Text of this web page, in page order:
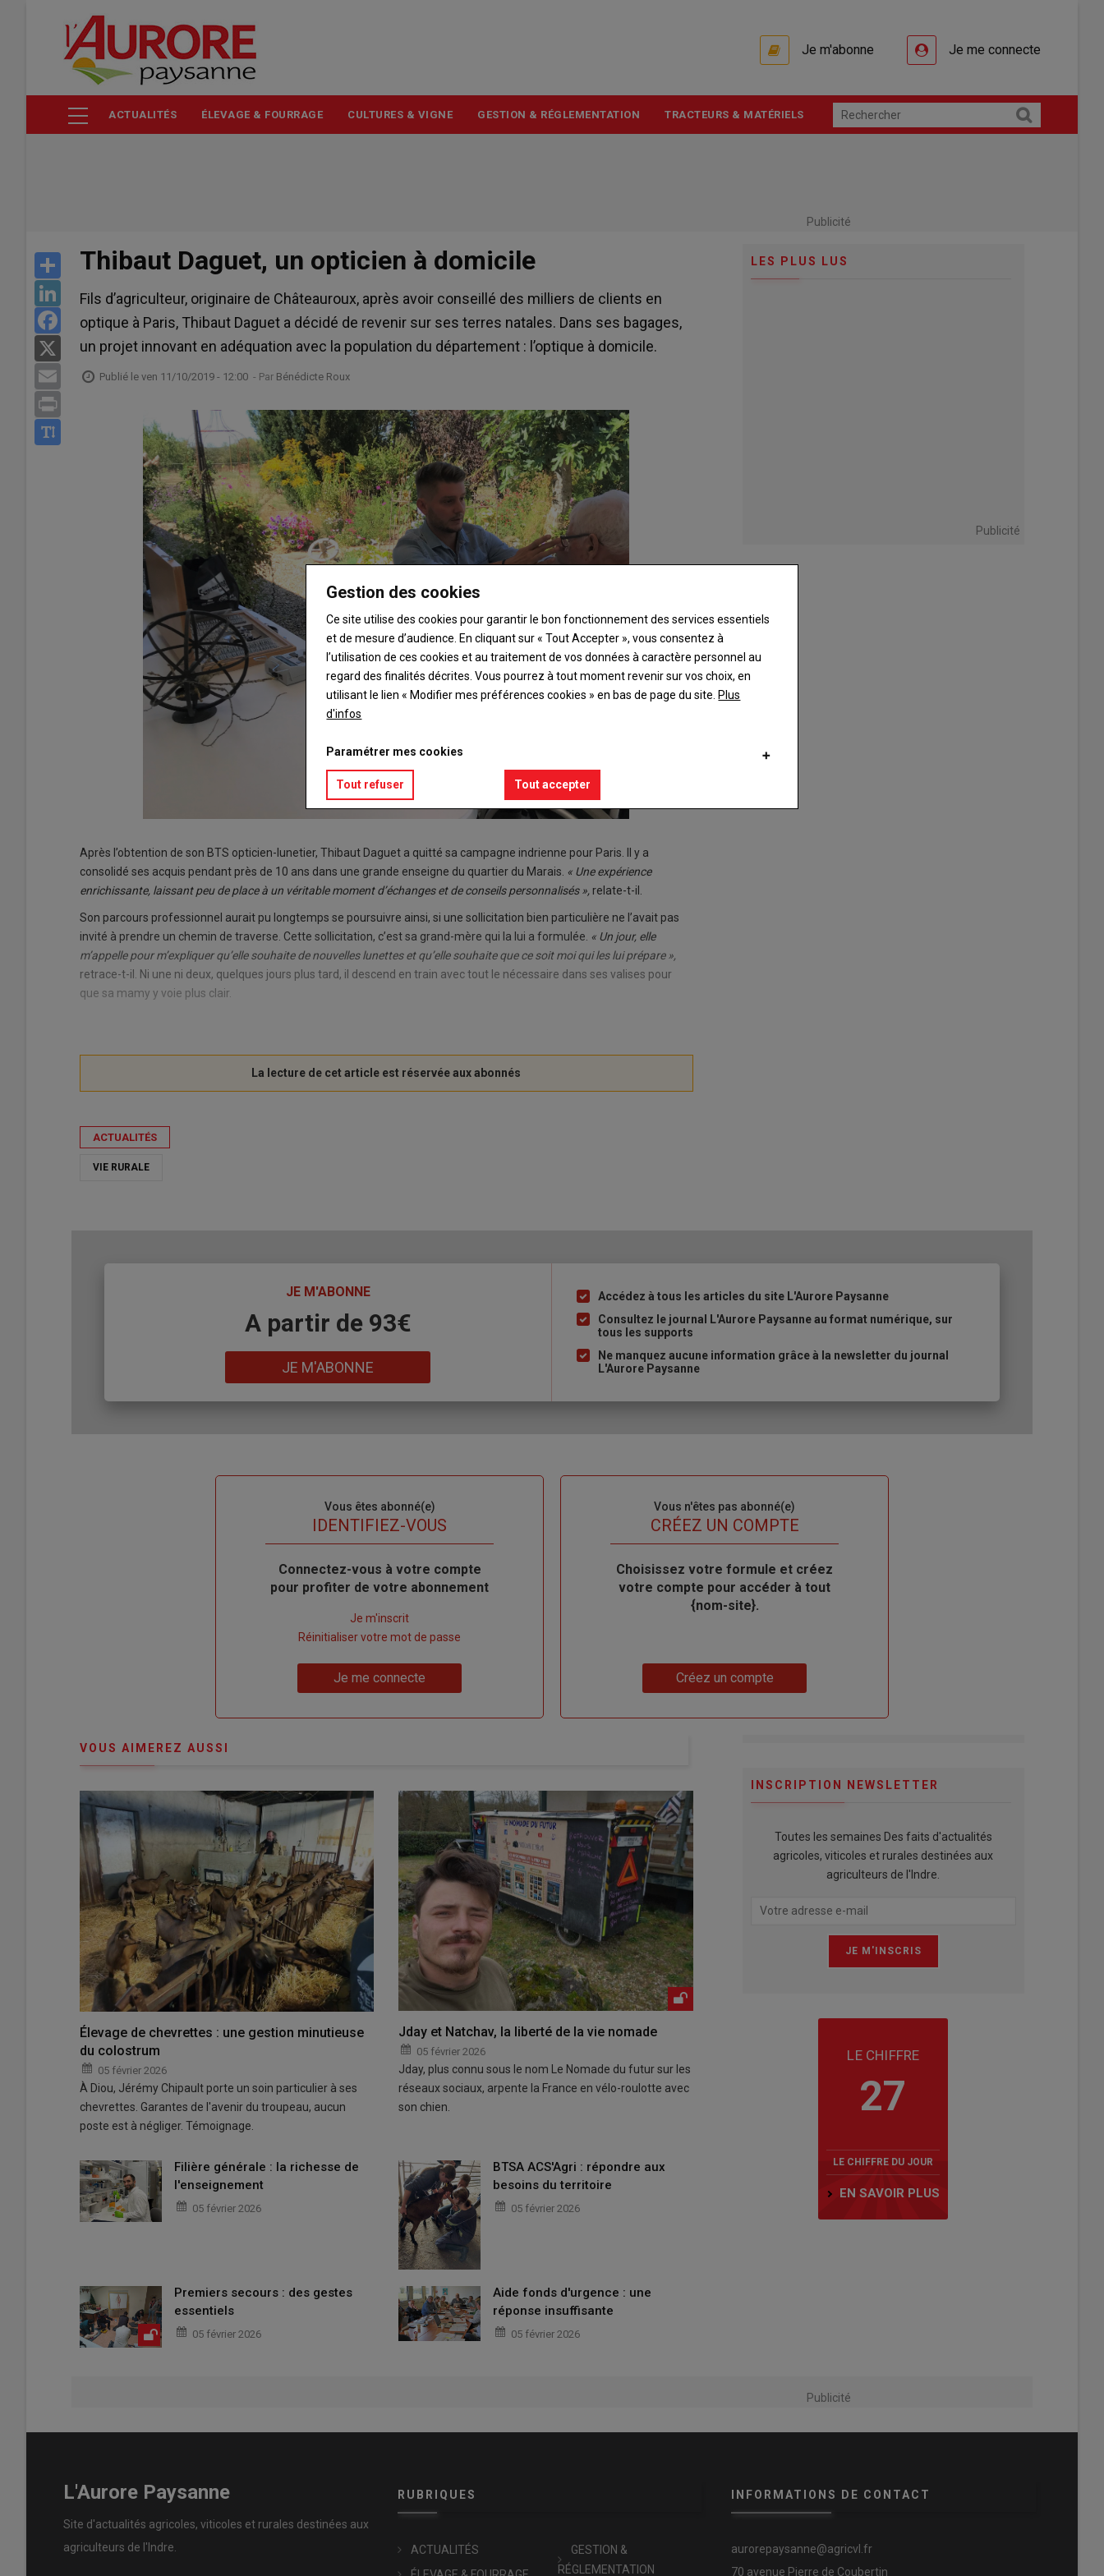
contenu
Je m'abonne Je me connecte
ACTUALITÉS ÉLEVAGE & FOURRAGE CULTURES & VIGNE GESTION & RÉGLEMENTATION TRACTEURS & MATÉRIELS
Publicité
LinkedIn
Facebook
Email
Thibaut Daguet, un opticien à domicile
Fils d’agriculteur, originaire de Châteauroux, après avoir conseillé des milliers de clients en
optique à Paris, Thibaut Daguet a décidé de revenir sur ses terres natales. Dans ses bagages,
un projet innovant en adéquation avec la population du département : l’optique à domicile.
Publié le ven 11/10/2019 - 12:00 - Par Bénédicte Roux
Après l’obtention de son BTS opticien-lunetier, Thibaut Daguet a quitté sa campagne indrienne pour Paris. Il y a
consolidé ses acquis pendant près de 10 ans dans une grande enseigne du quartier du Marais. « Une expérience
enrichissante, laissant peu de place à un véritable moment d’échanges et de conseils personnalisés », relate-t-il.
Son parcours professionnel aurait pu longtemps se poursuivre ainsi, si une sollicitation bien particulière ne l’avait pas
invité à prendre un chemin de traverse. Cette sollicitation, c’est sa grand-mère qui la lui a formulée. « Un jour, elle
m’appelle pour m’expliquer qu’elle souhaite de nouvelles lunettes et qu’elle souhaite que ce soit moi qui les lui prépare »,
retrace-t-il. Ni une ni deux, quelques jours plus tard, il descend en train avec tout le nécessaire dans ses valises pour
que sa mamy y voie plus clair.
ACTUALITÉS
VIE RURALE
LES PLUS LUS
Publicité
JE M'ABONNE
A partir de 93€
JE M'ABONNE
Liste
à
puce
Accédez à tous les articles du site L'Aurore Paysanne
Consultez le journal L'Aurore Paysanne au format numérique, sur
tous les supports
Ne manquez aucune information grâce à la newsletter du journal
L'Aurore Paysanne
Vous êtes abonné(e)
IDENTIFIEZ-VOUS
Body
Connectez-vous à votre compte
pour profiter de votre abonnement
compte"
Je m'inscrit
Réinitialiser votre mot de passe
Je me connecte
Vous n'êtes pas abonné(e)
TITRECRÉEZ UN COMPTE
Body
Choisissez votre formule et créez
votre compte pour accéder à tout
{nom-site}.
Créez un compte
VOUS AIMEREZ AUSSI
Élevage de chevrettes : une gestion minutieuse
du colostrum
05 février 2026
À Diou, Jérémy Chipault porte un soin particulier à ses
chevrettes. Garantes de l'avenir du troupeau, aucun
poste est à négliger. Témoignage.
Jday et Natchav, la liberté de la vie nomade
05 février 2026
Jday, plus connu sous le nom Le Nomade du futur sur les
réseaux sociaux, arpente la France en vélo-roulotte avec
son chien.
Filière générale : la richesse de
l'enseignement
05 février 2026
BTSA ACS'Agri : répondre aux
besoins du territoire
05 février 2026
Premiers secours : des gestes
essentiels
05 février 2026
Aide fonds d'urgence : une
réponse insuffisante
05 février 2026
INSCRIPTION NEWSLETTER
Toutes les semaines Des faits d'actualités
agricoles, viticoles et rurales destinées aux
agriculteurs de l'Indre.
LE CHIFFRE
27
LE CHIFFRE DU JOUR
EN SAVOIR PLUS
Publicité
L'Aurore Paysanne
Site d'actualités agricoles, viticoles et rurales destinées aux
agriculteurs de l'Indre.
RUBRIQUES
ACTUALITÉS
GESTION &
RÉGLEMENTATION
INFORMATIONS DE CONTACT
aurorepaysanne@agricvl.fr
70 avenue Pierre de Coubertin
Gestion des cookies
Ce site utilise des cookies pour garantir le bon fonctionnement des services essentiels
et de mesure d’audience. En cliquant sur « Tout Accepter », vous consentez à
l’utilisation de ces cookies et au traitement de vos données à caractère personnel au
regard des finalités décrites. Vous pourrez à tout moment revenir sur vos choix, en
utilisant le lien « Modifier mes préférences cookies » en bas de page du site. Plus
d'infos
Paramétrer mes cookies
Tout refuser Tout accepter